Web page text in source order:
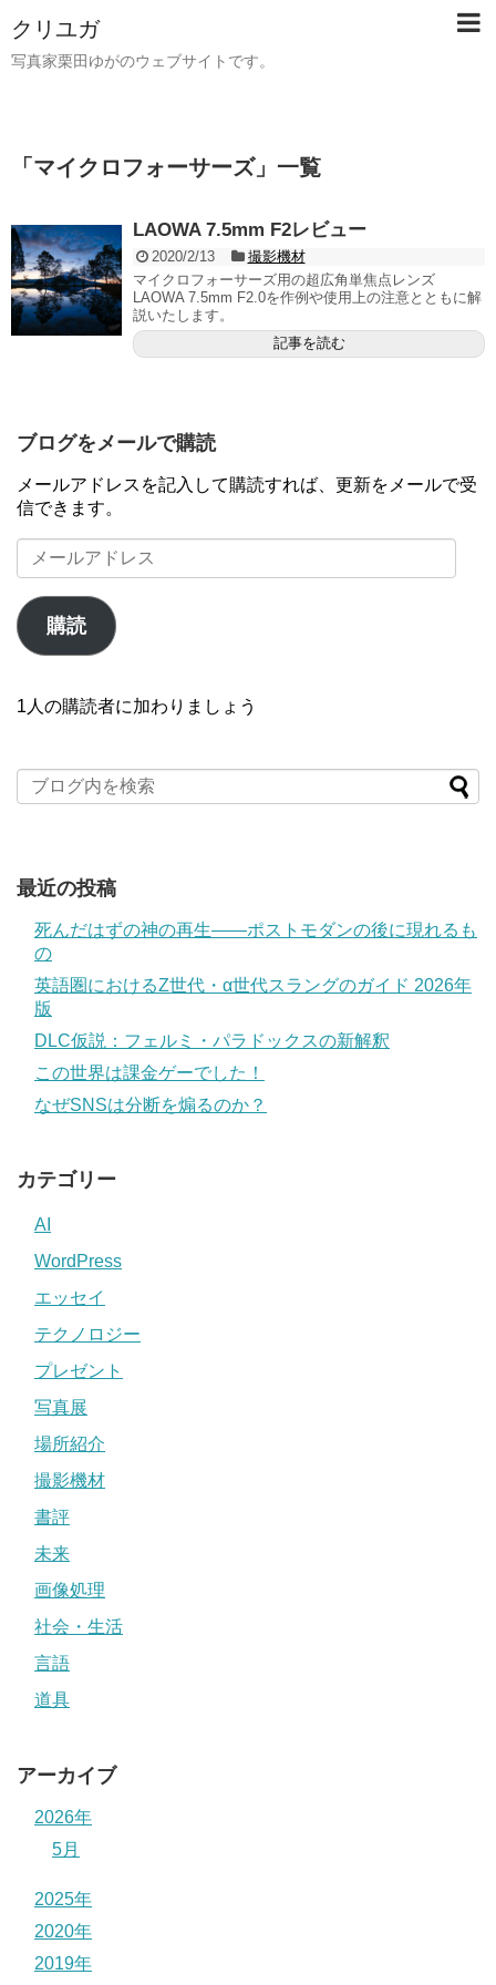
クリユガ
写真家栗田ゆがのウェブサイトです。
「 マイクロフォーサーズ」 一覧
LAOWA 7.5mm F2レビュー
2020/2/13
撮影機材
マイクロフォーサーズ用の超広角単焦点レンズ
LAOWA 7.5mm F2.0を作例や使用上の注意とともに解
説いたします。
記事を読む
ブログをメールで購読
メールアドレスを記入して購読すれば、更新をメールで受
信できます。
メ
ー
ア
ド
購読
1人の購読者に加わりましょう
最近の投稿
死んだはずの神の再生――ポストモダンの後に現れるも
の
英語圏におけるZ世代・α世代スラングのガイド 2026年
版
DLC仮説：フェルミ・パラドックスの新解釈
この世界は課金ゲーでした！
なぜSNSは分断を煽るのか？
カテゴリー
AI
WordPress
エッセイ
テクノロジー
プレゼント
写真展
場所紹介
撮影機材
書評
未来
画像処理
社会・生活
言語
道具
アーカイブ
2026年
5月
2025年
2020年
2019年